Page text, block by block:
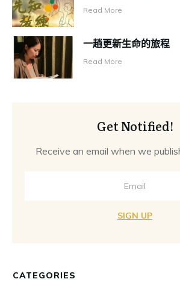
Read More
一趟更新生命的旅程
Read More
Get Notified!
Receive an email when we
SIGN UP
CATEGORIES